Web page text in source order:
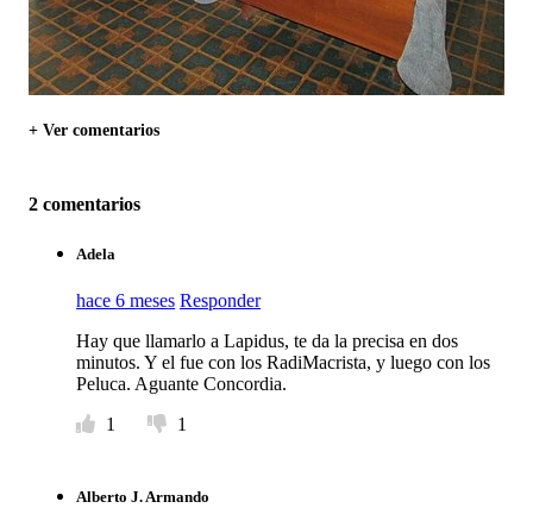
+ Ver comentarios
2 comentarios
Adela
hace 6 meses Responder
Hay que llamarlo a Lapidus, te da la precisa en dos
minutos. Y el fue con los RadiMacrista, y luego con los
Peluca. Aguante Concordia.
1
1
Alberto J. Armando